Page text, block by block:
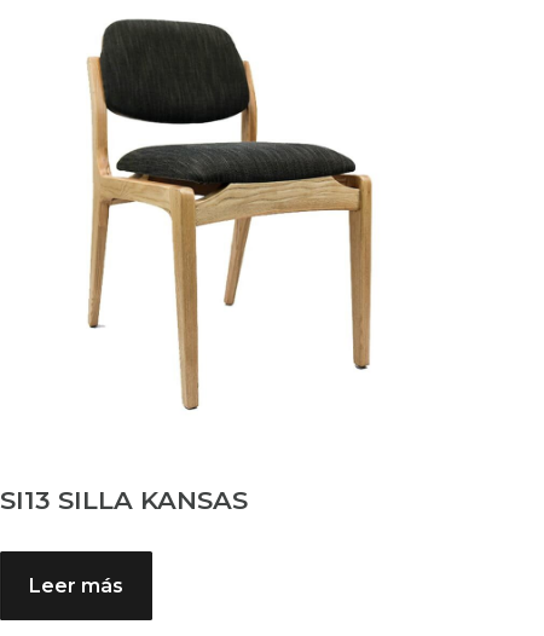
SI13 SILLA KANSAS
Leer más